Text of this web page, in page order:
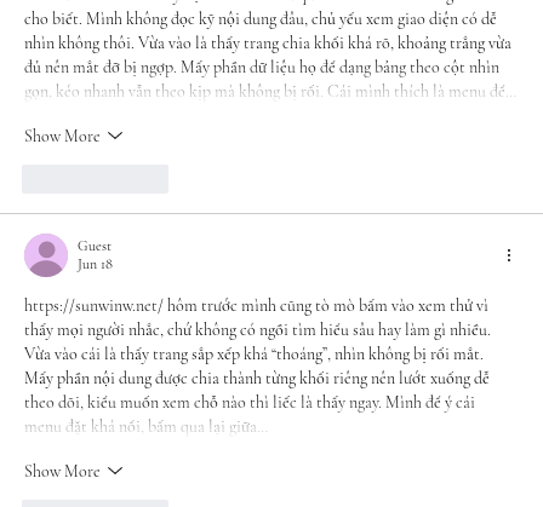
cho biết. Mình không đọc kỹ nội dung đâu, chủ yếu xem giao diện có dễ
nhìn không thôi. Vừa vào là thấy trang chia khối khá rõ, khoảng trắng vừa
đủ nên mắt đỡ bị ngợp. Mấy phần dữ liệu họ để dạng bảng theo cột nhìn
gọn, kéo nhanh vẫn theo kịp mà không bị rối. Cái mình thích là menu để…
Show More
Guest
Jun 18
https://sunwinw.net/ hôm trước mình cũng tò mò bấm vào xem thử vì
thấy mọi người nhắc, chứ không có ngồi tìm hiểu sâu hay làm gì nhiều.
Vừa vào cái là thấy trang sắp xếp khá “thoáng”, nhìn không bị rối mắt.
Mấy phần nội dung được chia thành từng khối riêng nên lướt xuống dễ
theo dõi, kiểu muốn xem chỗ nào thì liếc là thấy ngay. Mình để ý cái
menu đặt khá nổi, bấm qua lại giữa…
Show More